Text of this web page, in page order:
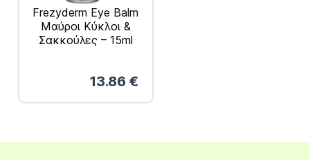
Frezyderm Eye Balm
Μαύροι Κύκλοι &
Σακκούλες – 15ml
13.86 €